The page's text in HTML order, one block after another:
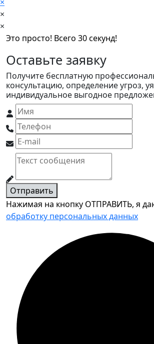
×
×
Это просто! Всего 30 секунд!
Оставьте заявку
Получите бесплатную
консультацию, определение угроз,
индивидуальное выгодное
Отправить
Нажимая на кнопку ОТПРАВИТЬ, я
обработку персональных данных